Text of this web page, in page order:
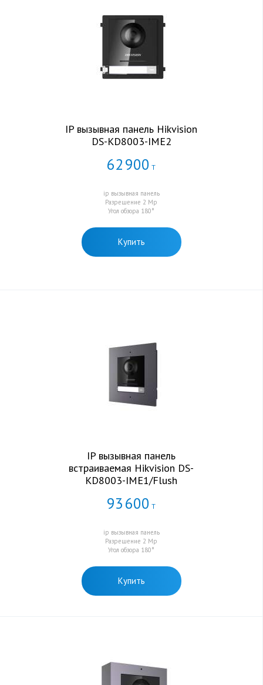
IP вызывная панель Hikvision
DS-KD8003-IME2
62900 Т
ip вызывная панель
Разрешение 2 Мр
Угол обзора 180°
Купить
IP вызывная панель
встраиваемая Hikvision DS-
KD8003-IME1/Flush
93600 Т
ip вызывная панель
Разрешение 2 Мр
Угол обзора 180°
Купить